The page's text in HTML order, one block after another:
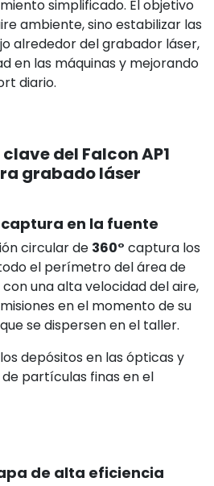
simplificado. El objetivo
ambiente, sino estabilizar las
alrededor del grabador láser,
en las máquinas y mejorando
diario.
del Falcon AP1
grabado láser
en la fuente
circular de 360° captura los
el perímetro del área de
una alta velocidad del aire,
en el momento de su
se dispersen en el taller.
depósitos en las ópticas y
partículas finas en el
de alta eficiencia